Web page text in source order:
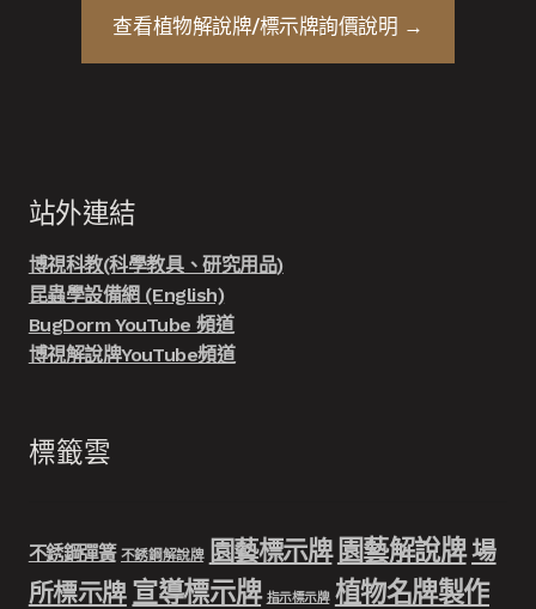
查看植物解說牌/標示牌詢價說明 →
站外連結
博視科教(科學教具、研究用品)
昆蟲學設備網 (English)
BugDorm YouTube 頻道
博視解說牌YouTube頻道
標籤雲
不銹鋼彈簧 不銹鋼解說牌 園藝標示牌 園藝解說牌場
所標示牌 宣導標示牌 指示標示牌 植物名牌製作